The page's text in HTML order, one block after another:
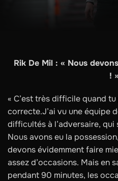
Rik De Mil : « Nous
!
« C’est très difficile quand
correcte.J’ai vu une équipe
difficultés à l’adversaire,
Nous avons eu la
devons évidemment faire
assez d’occasions. Mais en
pendant 90 minutes, les